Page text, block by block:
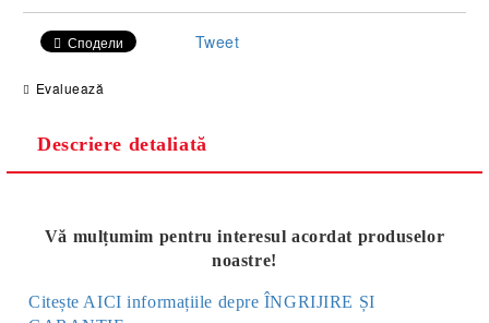
Сподели Tweet
Evaluează
Descriere detaliată
Vă mulțumim pentru interesul acordat produselor
noastre!
Citește AICI informațiile depre ÎNGRIJIRE ȘI